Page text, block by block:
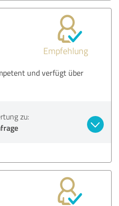
Empfehlung
und verfügt über
zu: